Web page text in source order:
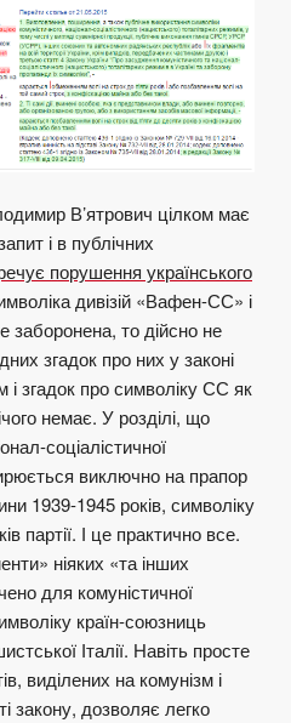
В’ятрович цілком має
і в публічних
порушення українського
дивізій «Вафен-СС» і
то дійсно не
згадок про них у законі
згадок про символіку СС як
немає. У розділі, що
соціалістичної
виключно на прапор
1939-1945 років, символіку
партії. І це практично все.
ніяких «та інших
для комуністичної
країн-союзниць
Італії. Навіть просте
виділених на комунізм і
закону, дозволяє легко